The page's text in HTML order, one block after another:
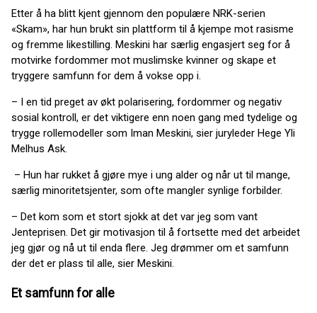
Etter å ha blitt kjent gjennom den populære NRK-serien
«Skam», har hun brukt sin plattform til å kjempe mot rasisme
og fremme likestilling. Meskini har særlig engasjert seg for å
motvirke fordommer mot muslimske kvinner og skape et
tryggere samfunn for dem å vokse opp i.
– I en tid preget av økt polarisering, fordommer og negativ
sosial kontroll, er det viktigere enn noen gang med tydelige og
trygge rollemodeller som Iman Meskini, sier juryleder Hege Yli
Melhus Ask.
– Hun har rukket å gjøre mye i ung alder og når ut til mange,
særlig minoritetsjenter, som ofte mangler synlige forbilder.
– Det kom som et stort sjokk at det var jeg som vant
Jenteprisen. Det gir motivasjon til å fortsette med det arbeidet
jeg gjør og nå ut til enda flere. Jeg drømmer om et samfunn
der det er plass til alle, sier Meskini.
Et samfunn for alle